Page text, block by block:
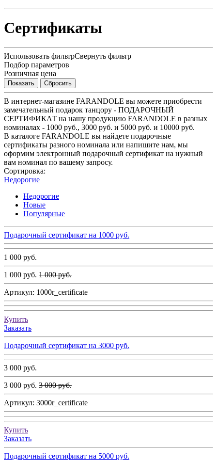
Сертификаты
Использовать фильтрСвернуть фильтр
Подбор параметров
Розничная цена
В интернет-магазине FARANDOLE вы можете приобрести
замечательный подарок танцору - ПОДАРОЧНЫЙ
СЕРТИФИКАТ на нашу продукцию FARANDOLE в разных
номиналах - 1000 руб., 3000 руб. и 5000 руб. и 10000 руб.
В каталоге FARANDOLE вы найдете подарочные
сертификаты разного номинала или напишите нам, мы
оформим электронный подарочный сертификат на нужный
вам номинал по вашему запросу.
Сортировка:
Недорогие
Недорогие
Новые
Популярные
Подарочный сертификат на 1000 руб.
1 000 руб.
1 000 руб. 1 000 руб.
Артикул: 1000r_certificate
Купить
Заказать
Подарочный сертификат на 3000 руб.
3 000 руб.
3 000 руб. 3 000 руб.
Артикул: 3000r_certificate
Купить
Заказать
Подарочный сертификат на 5000 руб.